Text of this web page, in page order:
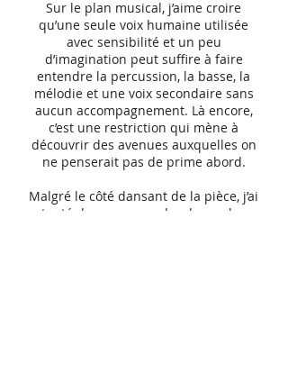
Sur le plan musical, j’aime croire
qu’une seule voix humaine utilisée
avec sensibilité et un peu
d’imagination peut suffire à faire
entendre la percussion, la basse, la
mélodie et une voix secondaire sans
aucun accompagnement. Là encore,
c’est une restriction qui mène à
découvrir des avenues auxquelles on
ne penserait pas de prime abord.
Malgré le côté dansant de la pièce, j’ai
tenté de ne pas perdre de vue les